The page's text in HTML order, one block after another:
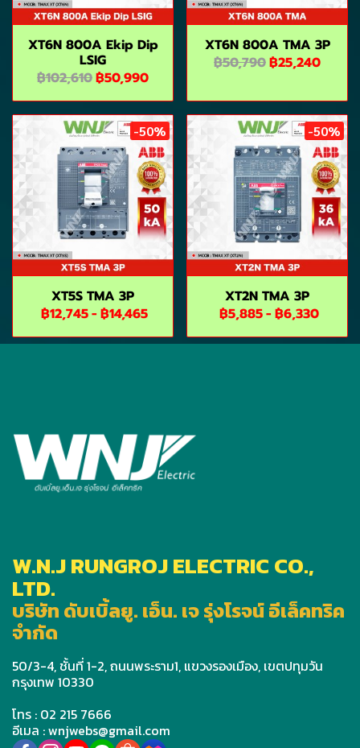
XT6N 800A Ekip Dip
LSIG
฿102,610฿50,990
XT6N 800A TMA 3P
฿50,790฿25,240
-50%
XT5S TMA 3P
฿12,745-฿14,465
-50%
XT2N TMA 3P
฿5,885-฿6,330
W.N.J RUNGROJ ELECTRIC CO.,
LTD.
บริษัท ดับเบิ้ลยู. เอ็น. เจ รุ่งโรจน์ อีเล็คทริค
จำกัด
50/3-4, ชั้นที่ 1-2, ถนนพระราม1, แขวงรองเมือง, เขตปทุมวัน
กรุงเทพ 10330
โทร : 02 215 7666
อีเมล : wnjwebs@gmail.com